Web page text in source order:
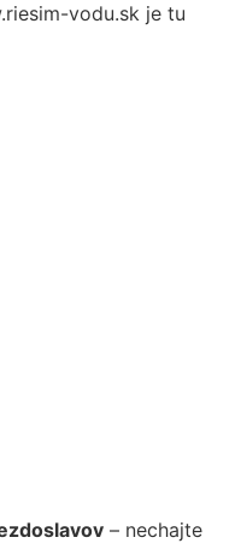
vodu.sk je tu
– nechajte